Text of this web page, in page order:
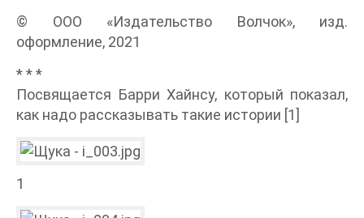
© ООО «Издательство Волчок», изд.
оформление, 2021
* * *
Посвящается Барри Хайнсу, который показал,
как надо рассказывать такие истории [1]
1